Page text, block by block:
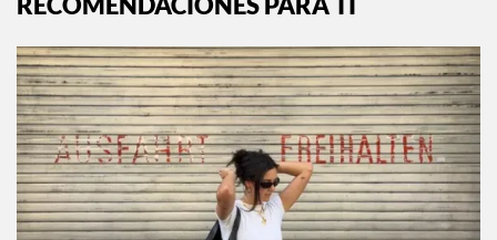
RECOMENDACIONES PARA TI